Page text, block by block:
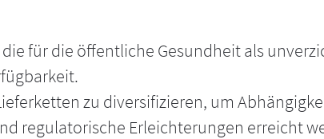
für die öffentliche Gesundheit als
zu diversifizieren, um
regulatorische Erleichterungen erreicht